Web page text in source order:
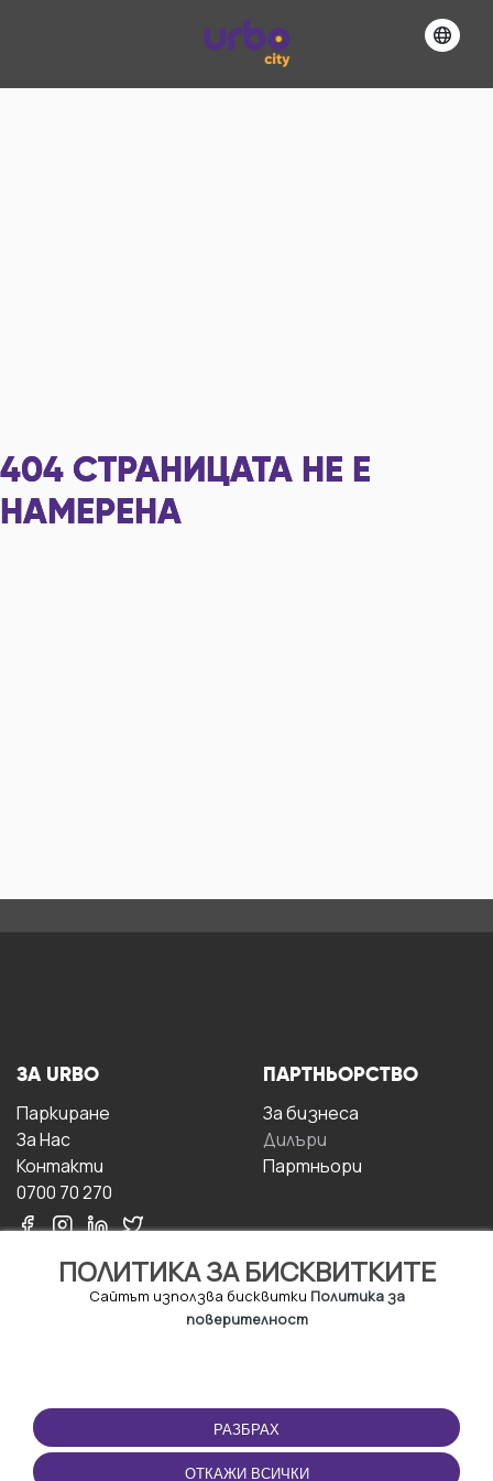
404 СТРАНИЦАТА НЕ Е
НАМЕРЕНА
ПОЛИТИКА ЗА БИСКВИТКИТЕ
Сайтът използва бисквитки Политика за
поверителност
РАЗБРАХ
ОТКАЖИ ВСИЧКИ
ЗА URBO
Паркиране
За Hас
Контакти
0700 70 270
ПАРТНЬОРСТВО
За бизнесa
Дилъри
Партньори
ПОЛЗВАНЕ
Правила и условия за
ползване
ПРИЛОЖЕНИЕТО